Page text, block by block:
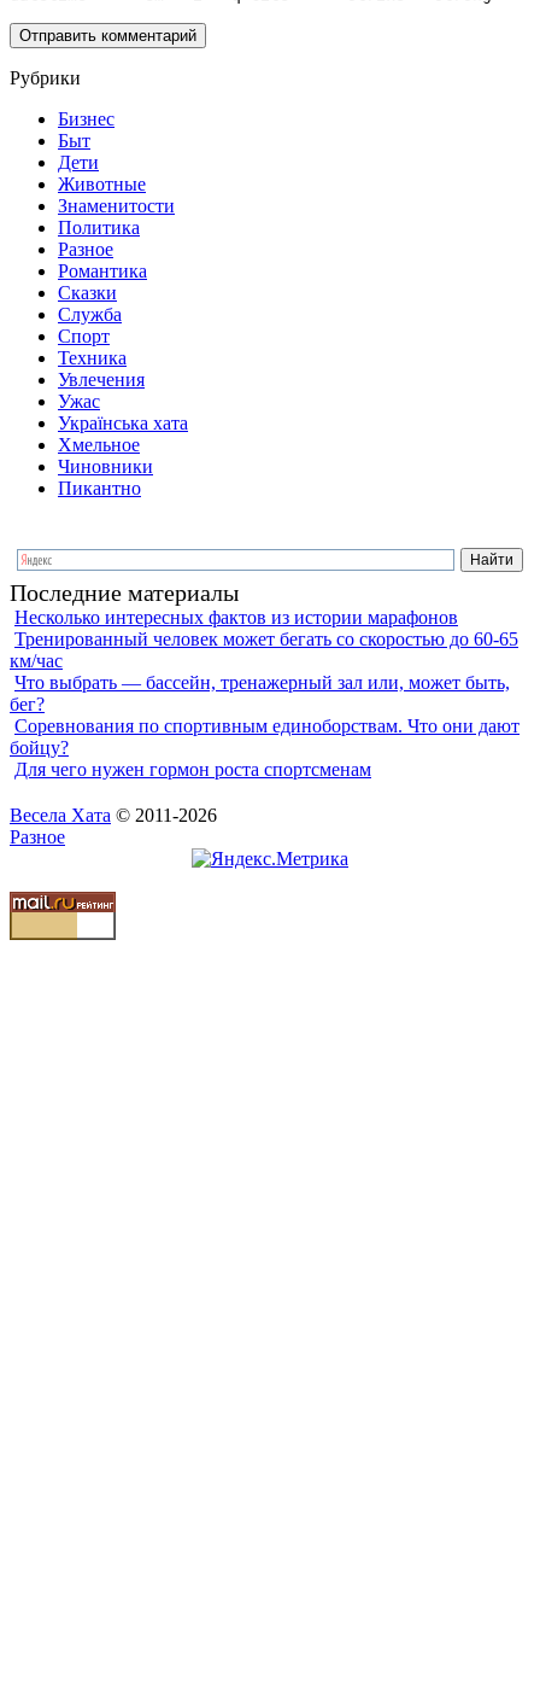
Рубрики
Бизнес
Быт
Дети
Животные
Знаменитости
Политика
Разное
Романтика
Сказки
Служба
Спорт
Техника
Увлечения
Ужас
Українська хата
Хмельное
Чиновники
Пикантно
Последние материалы
Несколько интересных фактов из истории марафонов
Тренированный человек может бегать со скоростью до 60-65
км/час
Что выбрать — бассейн, тренажерный зал или, может быть,
бег?
Соревнования по спортивным единоборствам. Что они дают
бойцу?
Для чего нужен гормон роста спортсменам
Весела Хата © 2011-2026
Разное